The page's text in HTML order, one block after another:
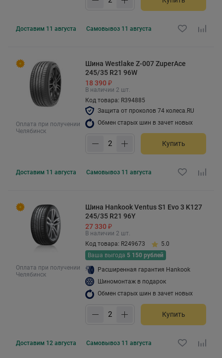
Доставим 11 августа Самовывоз 11 августа
Оплата при получении
Челябинск
Шина Westlake Z-007 ZuperAce
245/35 R21 96W
18 390 ₽
В наличии 2 шт.
Код товара: R394885
Защита от проколов 74 колеса.RU
Обмен старых шин в зачет новых
Купить
Доставим 11 августа Самовывоз 11 августа
Оплата при получении
Челябинск
Шина Hankook Ventus S1 Evo 3 K127
245/35 R21 96Y
27 330 ₽
В наличии 2 шт.
Код товара: R249673
5.0
Ваша выгода 5 150 рублей
Расширенная гарантия Hankook
Шиномонтаж в подарок
Обмен старых шин в зачет новых
Купить
Доставим 12 августа Самовывоз 11 августа